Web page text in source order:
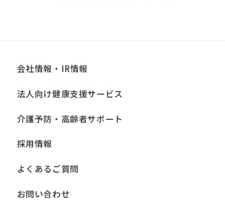
会社情報・IR情報
法人向け健康支援サービス
介護予防・高齢者サポート
採用情報
よくあるご質問
お問い合わせ